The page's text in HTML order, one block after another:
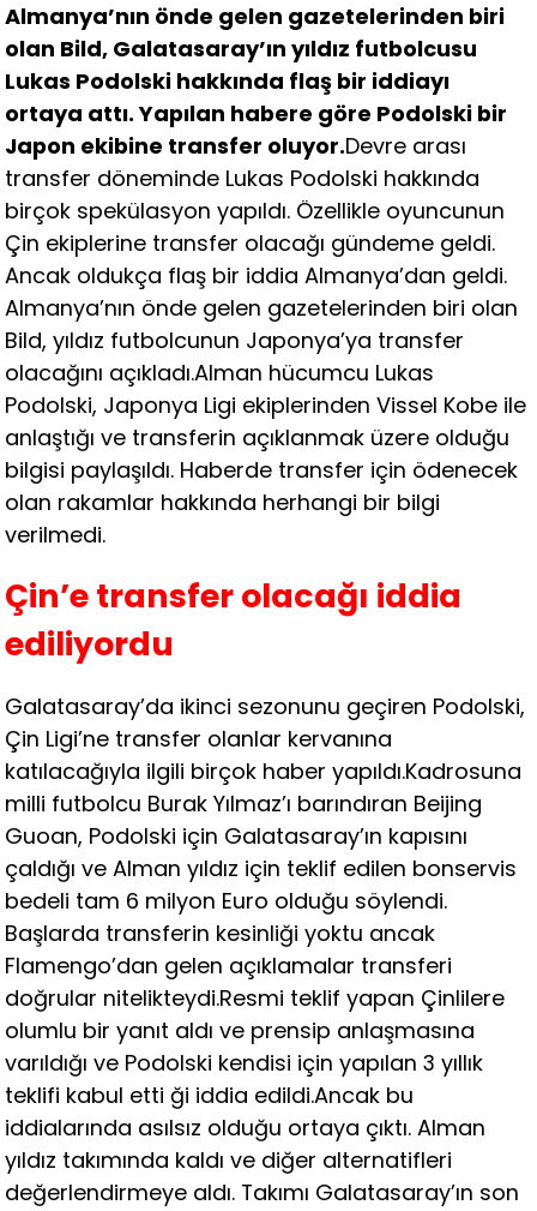
Almanya’nın önde gelen gazetelerinden biri
olan Bild, Galatasaray’ın yıldız futbolcusu
Lukas Podolski hakkında flaş bir iddiayı
ortaya attı. Yapılan habere göre Podolski bir
Japon ekibine transfer oluyor.Devre arası
transfer döneminde Lukas Podolski hakkında
birçok spekülasyon yapıldı. Özellikle oyuncunun
Çin ekiplerine transfer olacağı gündeme geldi.
Ancak oldukça flaş bir iddia Almanya’dan geldi.
Almanya’nın önde gelen gazetelerinden biri olan
Bild, yıldız futbolcunun Japonya’ya transfer
olacağını açıkladı.Alman hücumcu Lukas
Podolski, Japonya Ligi ekiplerinden Vissel Kobe ile
anlaştığı ve transferin açıklanmak üzere olduğu
bilgisi paylaşıldı. Haberde transfer için ödenecek
olan rakamlar hakkında herhangi bir bilgi
verilmedi.
Çin’e transfer olacağı iddia
ediliyordu
Galatasaray’da ikinci sezonunu geçiren Podolski,
Çin Ligi’ne transfer olanlar kervanına
katılacağıyla ilgili birçok haber yapıldı.Kadrosuna
milli futbolcu Burak Yılmaz’ı barındıran Beijing
Guoan, Podolski için Galatasaray’ın kapısını
çaldığı ve Alman yıldız için teklif edilen bonservis
bedeli tam 6 milyon Euro olduğu söylendi.
Başlarda transferin kesinliği yoktu ancak
Flamengo’dan gelen açıklamalar transferi
doğrular nitelikteydi.Resmi teklif yapan Çinlilere
olumlu bir yanıt aldı ve prensip anlaşmasına
varıldığı ve Podolski kendisi için yapılan 3 yıllık
teklifi kabul etti ği iddia edildi.Ancak bu
iddialarında asılsız olduğu ortaya çıktı. Alman
yıldız takımında kaldı ve diğer alternatifleri
değerlendirmeye aldı. Takımı Galatasaray’ın son